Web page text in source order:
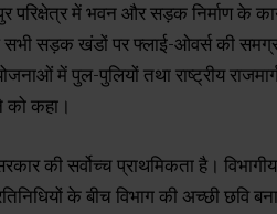
परिक्षेत्र में भवन और सड़क निर्माण के
सभी सड़क खंडों पर फ्लाई-ओवर्स की
में पुल-पुलियों तथा राष्ट्रीय
को कहा।
की सर्वोच्च प्राथमिकता है।
के बीच विभाग की अच्छी छवि